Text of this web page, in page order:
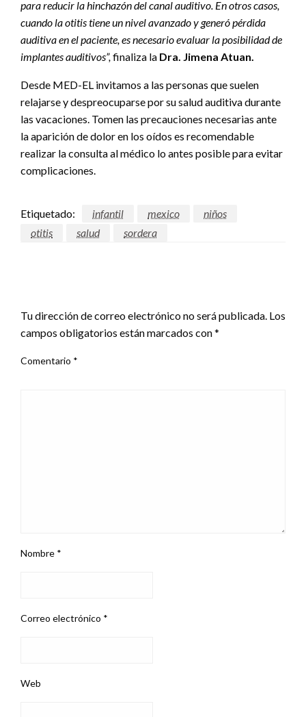
para reducir la hinchazón del canal auditivo. En otros casos,
cuando la otitis tiene un nivel avanzado y generó pérdida
auditiva en el paciente, es necesario evaluar la posibilidad de
implantes auditivos”, finaliza la Dra. Jimena Atuan.
Desde MED-EL invitamos a las personas que suelen
relajarse y despreocuparse por su salud auditiva durante
las vacaciones. Tomen las precauciones necesarias ante
la aparición de dolor en los oídos es recomendable
realizar la consulta al médico lo antes posible para evitar
complicaciones.
Etiquetado: infantil mexico
niños
otitis
salud sordera
Tu dirección de correo electrónico no será publicada. Los
campos obligatorios están marcados con*
Comentario *
Nombre *
Correo electrónico *
Web